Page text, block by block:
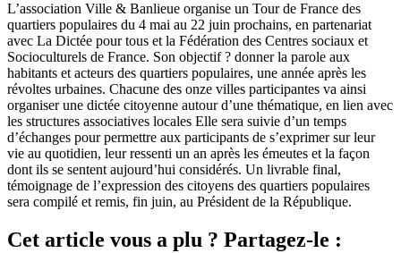
L’association Ville & Banlieue organise un Tour de France des
quartiers populaires du 4 mai au 22 juin prochains, en partenariat
avec La Dictée pour tous et la Fédération des Centres sociaux et
Socioculturels de France. Son objectif ? donner la parole aux
habitants et acteurs des quartiers populaires, une année après les
révoltes urbaines. Chacune des onze villes participantes va ainsi
organiser une dictée citoyenne autour d’une thématique, en lien avec
les structures associatives locales Elle sera suivie d’un temps
d’échanges pour permettre aux participants de s’exprimer sur leur
vie au quotidien, leur ressenti un an après les émeutes et la façon
dont ils se sentent aujourd’hui considérés. Un livrable final,
témoignage de l’expression des citoyens des quartiers populaires
sera compilé et remis, fin juin, au Président de la République.
Cet article vous a plu ? Partagez-le :